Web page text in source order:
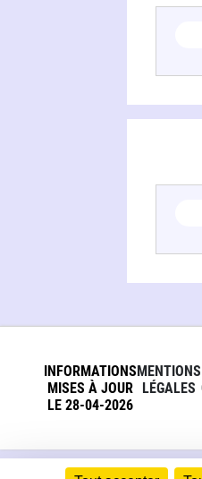
INFORMATIONS
MISES À JOUR
LE 28-04-2026
MENTIONS
LÉGALES